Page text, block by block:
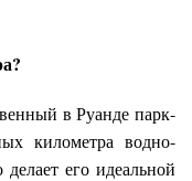
в Руанде парк-
километра водно-
его идеальной